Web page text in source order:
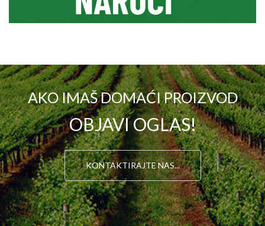
AKO IMAŠ DOMAĆI PROIZVOD
OBJAVI OGLAS!
KONTAKTIRAJTE NAS...